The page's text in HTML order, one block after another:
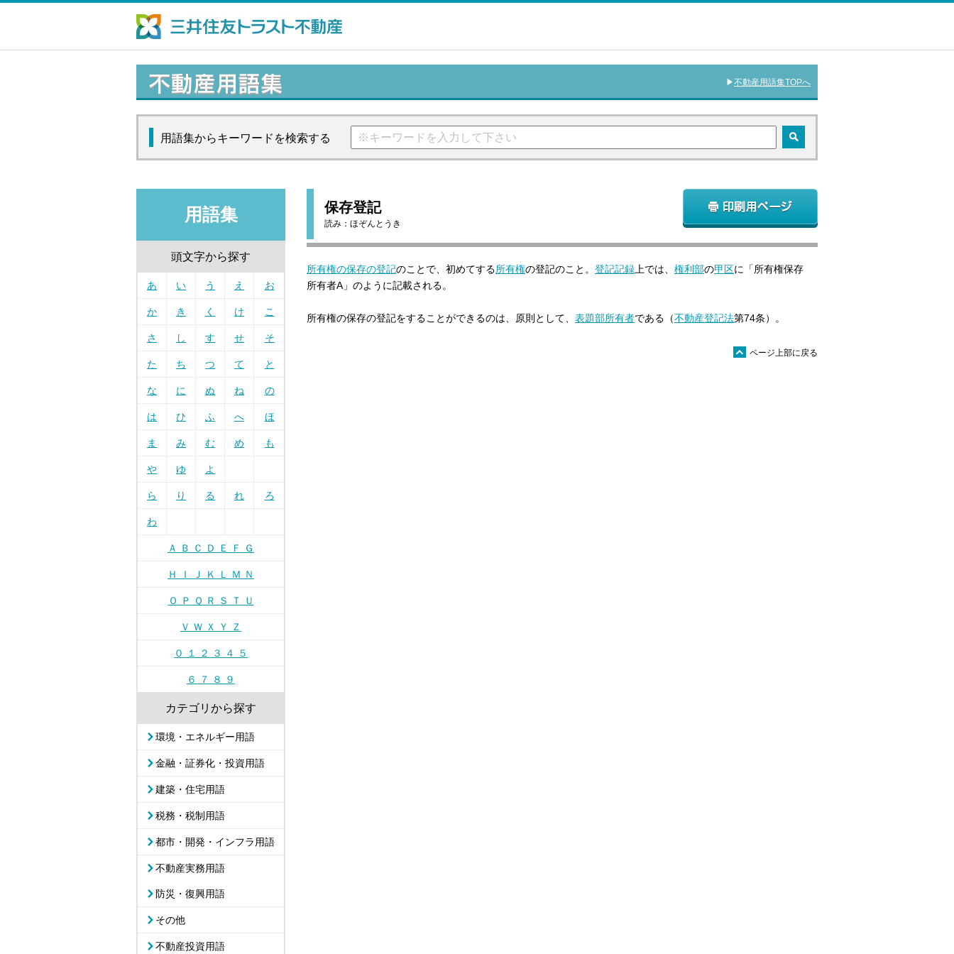
不動産用語集TOPへ
用語集からキーワードを検索する
用語集
頭文字から探す
あ い う え お
か き く け こ
さ し す せ そ
た ち つ て と
な に ぬ ね の
は ひ ふ へ ほ
ま み む め も
や ゆ よ
ら り る れ ろ
わ
Ａ Ｂ Ｃ Ｄ Ｅ Ｆ Ｇ
Ｈ Ｉ Ｊ Ｋ Ｌ Ｍ Ｎ
Ｏ Ｐ Ｑ Ｒ Ｓ Ｔ Ｕ
Ｖ Ｗ Ｘ Ｙ Ｚ
０ １ ２ ３ ４ ５
６ ７ ８ ９
カテゴリから探す
環境・エネルギー用語
金融・証券化・投資用語
建築・住宅用語
税務・税制用語
都市・開発・インフラ用語
不動産実務用語
防災・復興用語
その他
不動産投資用語
保存登記
読み： ほぞんとうき
所有権の保存の登記のことで、初めてする所有権の登記のこと。 登記記録 上では、 権利部の甲区に「所有権保存
所有者A」のように記載される。
所有権の保存の登記をすることができるのは、原則として、 表題部所有者である（不動産登記法第74条）。
ü ページ上部に戻る